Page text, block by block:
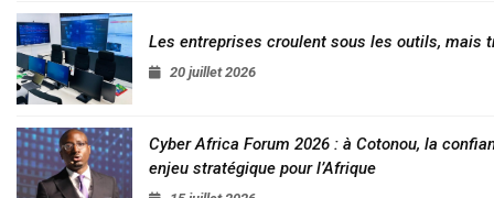
Les entreprises croulent sous les outils, mais
20 juillet 2026
Cyber Africa Forum 2026 : à Cotonou, la
enjeu stratégique pour l’Afrique